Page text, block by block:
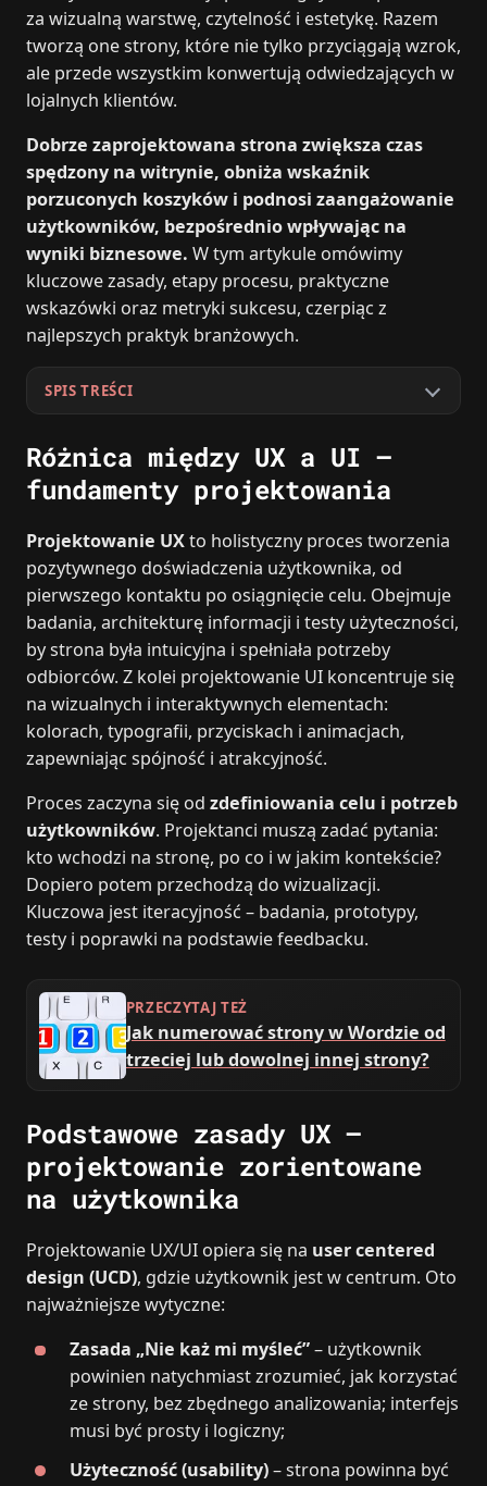
za wizualną warstwę, czytelność i estetykę. Razem
tworzą one strony, które nie tylko przyciągają wzrok,
ale przede wszystkim konwertują odwiedzających w
lojalnych klientów.
Dobrze zaprojektowana strona zwiększa czas
spędzony na witrynie, obniża wskaźnik
porzuconych koszyków i podnosi zaangażowanie
użytkowników, bezpośrednio wpływając na
wyniki biznesowe. W tym artykule omówimy
kluczowe zasady, etapy procesu, praktyczne
wskazówki oraz metryki sukcesu, czerpiąc z
najlepszych praktyk branżowych.
SPIS TREŚCI
Różnica między UX a UI –
fundamenty projektowania
Projektowanie UXto holistyczny proces tworzenia
pozytywnego doświadczenia użytkownika, od
pierwszego kontaktu po osiągnięcie celu. Obejmuje
badania, architekturę informacji i testy użyteczności,
by strona była intuicyjna i spełniała potrzeby
odbiorców. Z kolei projektowanie UI koncentruje się
na wizualnych i interaktywnych elementach:
kolorach, typografii, przyciskach i animacjach,
zapewniając spójność i atrakcyjność.
Proces zaczyna się od zdefiniowania celu i potrzeb
użytkowników. Projektanci muszą zadać pytania:
kto wchodzi na stronę, po co i w jakim kontekście?
Dopiero potem przechodzą do wizualizacji.
Kluczowa jest iteracyjność – badania, prototypy,
testy i poprawki na podstawie feedbacku.
PRZECZYTAJ TEŻ
Jak numerować strony w Wordzie od
trzeciej lub dowolnej innej strony?
Podstawowe zasady UX –
projektowanie zorientowane
na użytkownika
Projektowanie UX/UI opiera się na user centered
design (UCD), gdzie użytkownik jest w centrum. Oto
najważniejsze wytyczne:
Zasada „Nie każ mi myśleć”– użytkownik
powinien natychmiast zrozumieć, jak korzystać
ze strony, bez zbędnego analizowania; interfejs
musi być prosty i logiczny;
Użyteczność (usability)– strona powinna być